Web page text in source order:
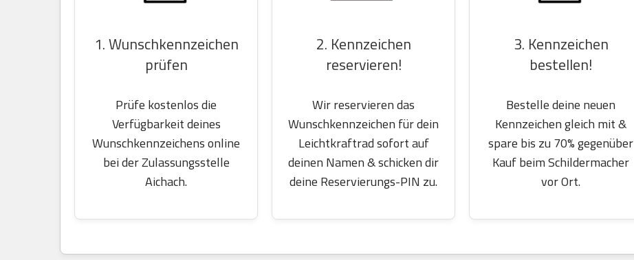
1. Wunschkennzeichen
prüfen
Prüfe kostenlos die
Verfügbarkeit deines
Wunschkennzeichens online
bei der Zulassungsstelle
Aichach.
2. Kennzeichen
reservieren!
Wir reservieren das
Wunschkennzeichen für dein
Leichtkraftrad sofort auf
deinen Namen & schicken dir
deine Reservierungs-PIN zu.
3. Kennzeichen
bestellen!
Bestelle deine neuen
Kennzeichen gleich mit &
spare bis zu 70% gegenüber
Kauf beim Schildermacher
vor Ort.